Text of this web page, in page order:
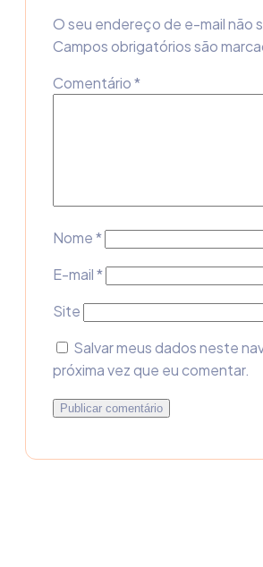
O seu endereço de e-mail não
Campos obrigatórios são
Comentário*
Nome*
E-mail*
Site
Salvar meus dados neste
próxima vez que eu comentar.